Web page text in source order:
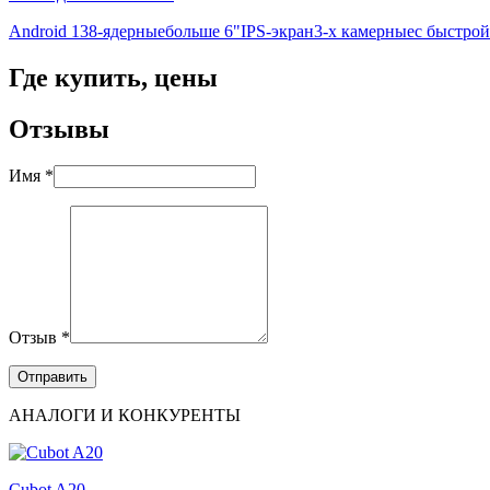
Android 138-ядерныебольше 6"IPS-экран3-х камерныес
Где купить, цены
Отзывы
Имя *
Отзыв *
АНАЛОГИ И КОНКУРЕНТЫ